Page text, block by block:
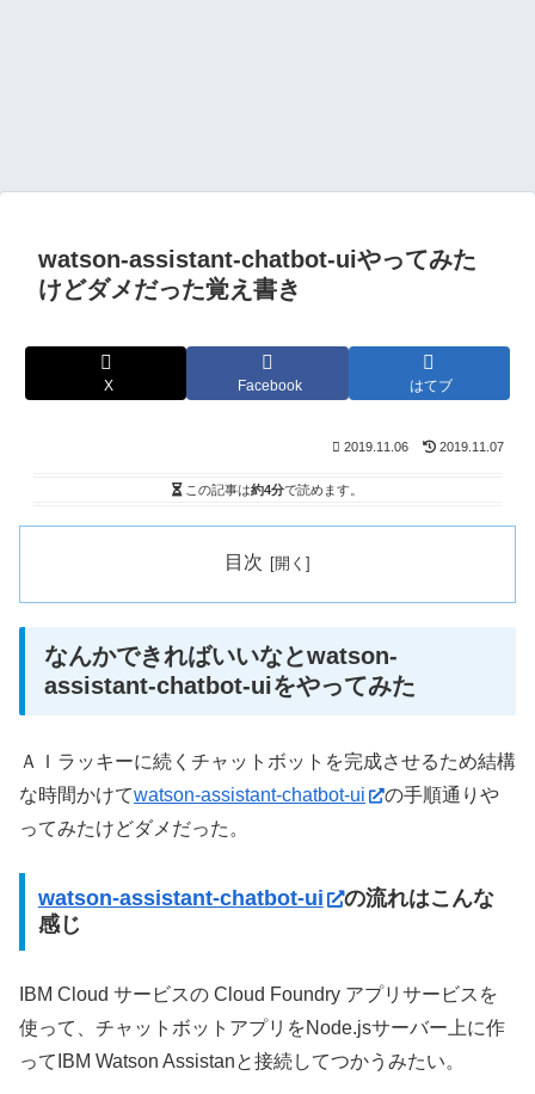
watson-assistant-chatbot-uiやってみた
けどダメだった覚え書き
X Facebook はてブ
2019.11.06 2019.11.07
この記事は約4分で読めます。
目次
なんかできればいいなとwatson-
assistant-chatbot-uiをやってみた
ＡＩラッキーに続くチャットボットを完成させるため結構
な時間かけてwatson-assistant-chatbot-ui
の手順通りや
ってみたけどダメだった。
watson-assistant-chatbot-ui
の流れはこんな
感じ
IBM Cloud サービスの Cloud Foundry アプリサービスを
使って、チャットボットアプリをNode.jsサーバー上に作
ってIBM Watson Assistanと接続してつかうみたい。